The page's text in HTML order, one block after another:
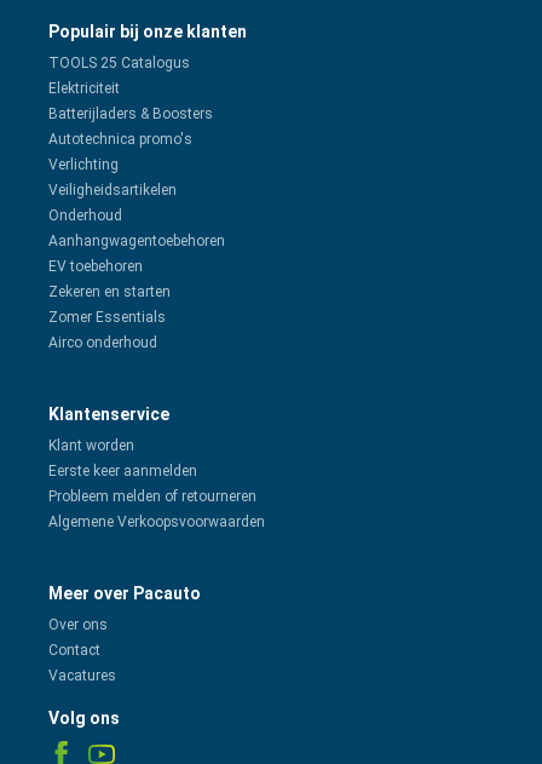
Populair bij onze klanten
TOOLS 25 Catalogus
Elektriciteit
Batterijladers & Boosters
Autotechnica promo's
Verlichting
Veiligheidsartikelen
Onderhoud
Aanhangwagentoebehoren
EV toebehoren
Zekeren en starten
Zomer Essentials
Airco onderhoud
Klantenservice
Klant worden
Eerste keer aanmelden
Probleem melden of retourneren
Algemene Verkoopsvoorwaarden
Meer over Pacauto
Over ons
Contact
Vacatures
Volg ons